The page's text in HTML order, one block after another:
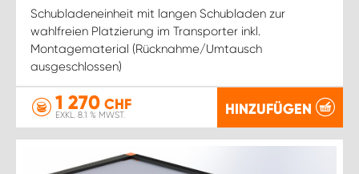
Schubladeneinheit mit langen Schubladen zur
wahlfreien Platzierung im Transporter inkl.
Montagematerial (Rücknahme/Umtausch
ausgeschlossen)
1 270 CHF
EXKL. 8.1 % MWST. HINZUFÜGEN